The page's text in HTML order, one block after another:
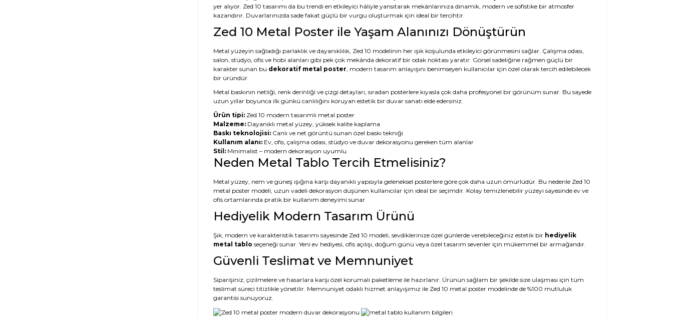
yer alıyor. Zed 10 tasarımı da bu trendi en etkileyici hâliyle yansıtarak mekânlarınıza dinamik, modern ve sofistike bir atmosfer
kazandırır. Duvarlarınızda sade fakat güçlü bir vurgu oluşturmak için ideal bir tercihtir.
Zed 10 Metal Poster ile Yaşam Alanınızı Dönüştürün
Metal yüzeyin sağladığı parlaklık ve dayanıklılık, Zed 10 modelinin her ışık koşulunda etkileyici görünmesini sağlar. Çalışma odası,
salon, stüdyo, ofis ve hobi alanları gibi pek çok mekânda dekoratif bir odak noktası yaratır. Görsel sadeliğine rağmen güçlü bir
karakter sunan bu dekoratif metal poster, modern tasarım anlayışını benimseyen kullanıcılar için özel olarak tercih edilebilecek
bir üründür.
Metal baskının netliği, renk derinliği ve çizgi detayları, sıradan posterlere kıyasla çok daha profesyonel bir görünüm sunar. Bu sayede
uzun yıllar boyunca ilk günkü canlılığını koruyan estetik bir duvar sanatı elde edersiniz.
Ürün tipi:Zed 10 modern tasarımlı metal poster
Malzeme:Dayanıklı metal yüzey, yüksek kalite kaplama
Baskı teknolojisi:Canlı ve net görüntü sunan özel baskı tekniği
Kullanım alanı:Ev, ofis, çalışma odası, stüdyo ve duvar dekorasyonu gereken tüm alanlar
Stil:Minimalist – modern dekorasyon uyumlu
Neden Metal Tablo Tercih Etmelisiniz?
Metal yüzey, nem ve güneş ışığına karşı dayanıklı yapısıyla geleneksel posterlere göre çok daha uzun ömürlüdür. Bu nedenle Zed 10
metal poster modeli, uzun vadeli dekorasyon düşünen kullanıcılar için ideal bir seçimdir. Kolay temizlenebilir yüzeyi sayesinde ev ve
ofis ortamlarında pratik bir kullanım deneyimi sunar.
Hediyelik Modern Tasarım Ürünü
Şık, modern ve karakteristik tasarımı sayesinde Zed 10 modeli, sevdiklerinize özel günlerde verebileceğiniz estetik bir hediyelik
metal tablo seçeneği sunar. Yeni ev hediyesi, ofis açılışı, doğum günü veya özel tasarım sevenler için mükemmel bir armağandır.
Güvenli Teslimat ve Memnuniyet
Siparişiniz, çizilmelere ve hasarlara karşı özel korumalı paketleme ile hazırlanır. Ürünün sağlam bir şekilde size ulaşması için tüm
teslimat süreci titizlikle yönetilir. Memnuniyet odaklı hizmet anlayışımız ile Zed 10 metal poster modelinde de %100 mutluluk
garantisi sunuyoruz.